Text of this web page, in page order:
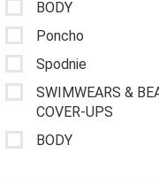
BODY
Poncho
Spodnie
SWIMWEARS &
COVER-UPS
BODY